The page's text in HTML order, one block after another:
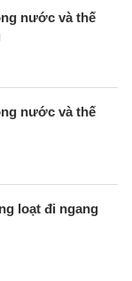
nước và thế
nước và thế
loạt đi ngang